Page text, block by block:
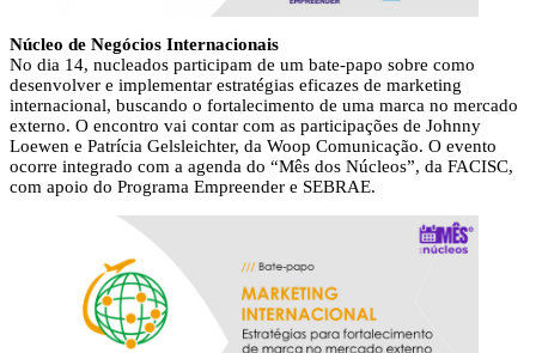
Núcleo de Negócios Internacionais
No dia 14, nucleados participam de um bate-papo sobre como
desenvolver e implementar estratégias eficazes de marketing
internacional, buscando o fortalecimento de uma marca no mercado
externo. O encontro vai contar com as participações de Johnny
Loewen e Patrícia Gelsleichter, da Woop Comunicação. O evento
ocorre integrado com a agenda do “Mês dos Núcleos”, da FACISC,
com apoio do Programa Empreender e SEBRAE.